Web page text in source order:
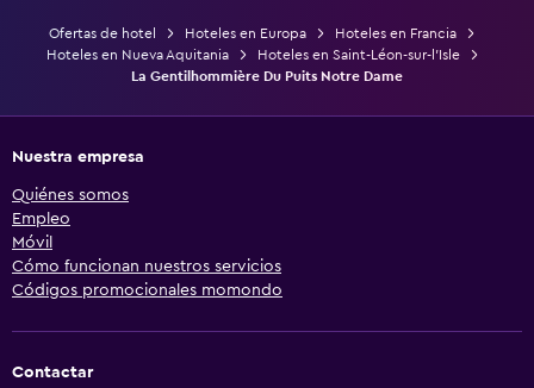
Ofertas de hotel Hoteles en Europa
Hoteles en Francia
Hoteles en Nueva Aquitania
Hoteles en Saint-Léon-sur-l’Isle
La Gentilhommière Du Puits Notre Dame
Nuestra empresa
Quiénes somos
Empleo
Móvil
Cómo funcionan nuestros servicios
Códigos promocionales momondo
Contactar